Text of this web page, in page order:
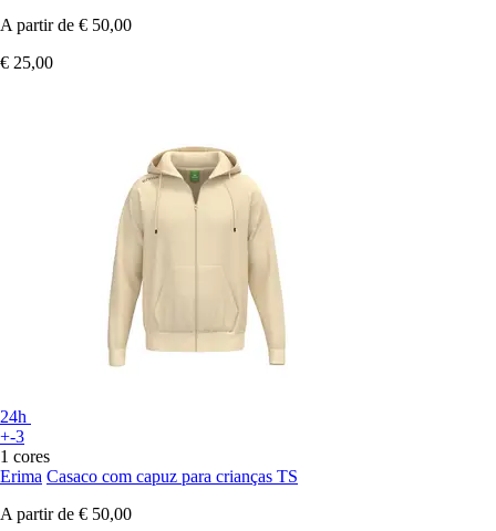
A partir de € 50,00
€ 25,00
24h
+-3
1 cores
Erima Casaco com capuz para crianças TS
A partir de € 50,00